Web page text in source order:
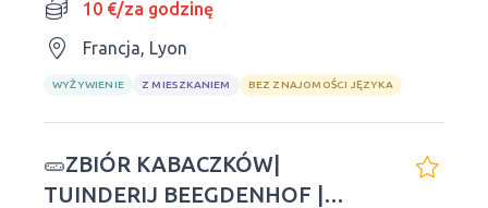
10 €/za godzinę
Francja, Lyon
WYŻYWIENIE Z MIESZKANIEM BEZ ZNAJOMOŚCI JĘZYKA
🥒ZBIÓR KABACZKÓW|
TUINDERIJ BEEGDENHOF |